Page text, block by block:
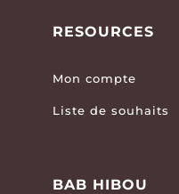
RESOURCES
Mon compte
Liste de souhaits
BAB HIBOU